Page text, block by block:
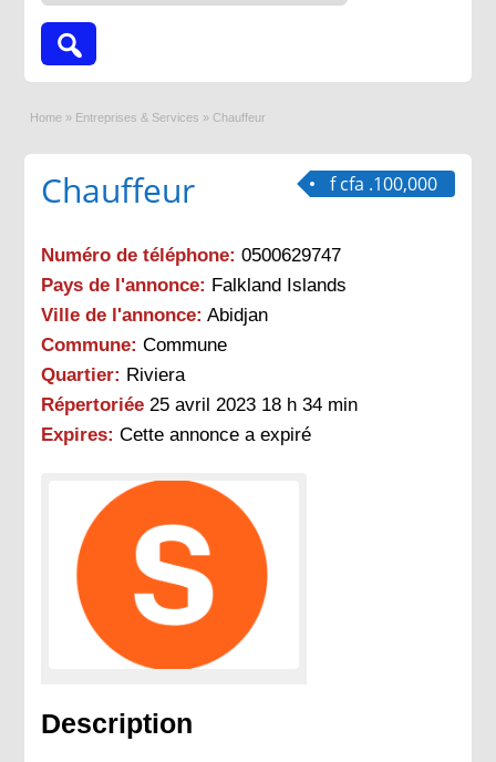
Home » Entreprises & Services » Chauffeur
f cfa .100,000
Chauffeur
Numéro de téléphone: 0500629747
Pays de l'annonce: Falkland Islands
Ville de l'annonce: Abidjan
Commune: Commune
Quartier: Riviera
Répertoriée 25 avril 2023 18 h 34 min
Expires: Cette annonce a expiré
Description